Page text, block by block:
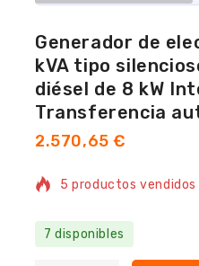
Generador de
kVA tipo
diésel de 8 kW
Transferencia
2.570,65€
5 productos
¡Se vende rápido!
su carrito
7 disponibles